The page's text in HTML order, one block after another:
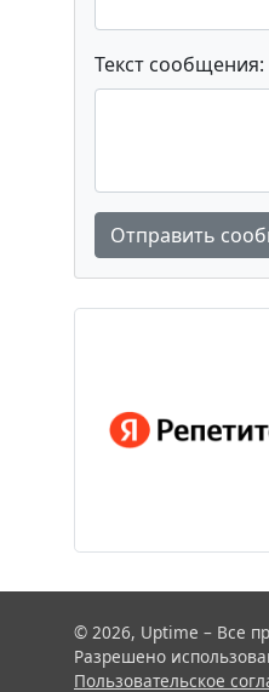
Текст сообщения:
© 2026, Uptime – Все
Разрешено
Пользовательское